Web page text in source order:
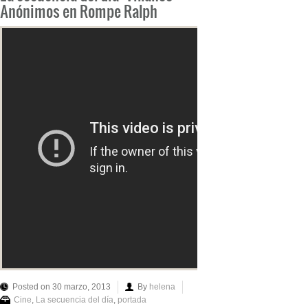
Anónimos en Rompe Ralph
Posted on 30 marzo, 2013 By helena
Cine, La secuencia del día, portada